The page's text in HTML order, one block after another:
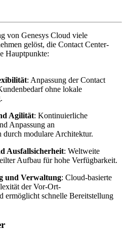
von Genesys Cloud viele
gelöst, die Contact Center-
Hauptpunkte:
: Anpassung der Contact
ohne lokale
Agilität: Kontinuierliche
Anpassung an
durch modulare Architektur.
Ausfallsicherheit: Weltweite
Aufbau für hohe Verfügbarkeit.
und Verwaltung: Cloud-basierte
der Vor-Ort-
ermöglicht schnelle Bereitstellung